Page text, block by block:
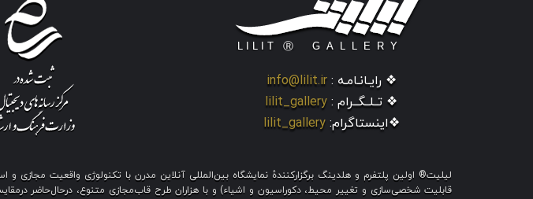
❖ رایـانـامـه : info@lilit.ir
❖ تــلــگــرام : lilit_gallery
❖اینستاگرام: lilit_gallery
لیلیت® اولین پلتفرم و هلدینگ برگزارکنندهٔ نمایشگاه بین‌المللی آنلاین مدرن با تکنولوژی واقعیت
قابلیت شخصی‌سازی و تغییر محیط، دکوراسیون و اشیاء) و با هزاران طرح قاب‌مجازی متنوع، درحال‌حاضر